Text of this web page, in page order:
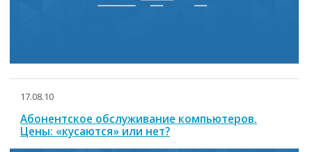
17.08.10
Абонентское обслуживание компьютеров.
Цены: «кусаются» или нет?